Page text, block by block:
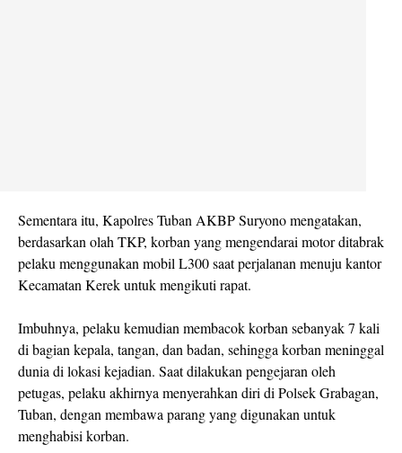
Sementara itu, Kapolres Tuban AKBP Suryono mengatakan,
berdasarkan olah TKP, korban yang mengendarai motor ditabrak
pelaku menggunakan mobil L300 saat perjalanan menuju kantor
Kecamatan Kerek untuk mengikuti rapat.
Imbuhnya, pelaku kemudian membacok korban sebanyak 7 kali
di bagian kepala, tangan, dan badan, sehingga korban meninggal
dunia di lokasi kejadian. Saat dilakukan pengejaran oleh
petugas, pelaku akhirnya menyerahkan diri di Polsek Grabagan,
Tuban, dengan membawa parang yang digunakan untuk
menghabisi korban.